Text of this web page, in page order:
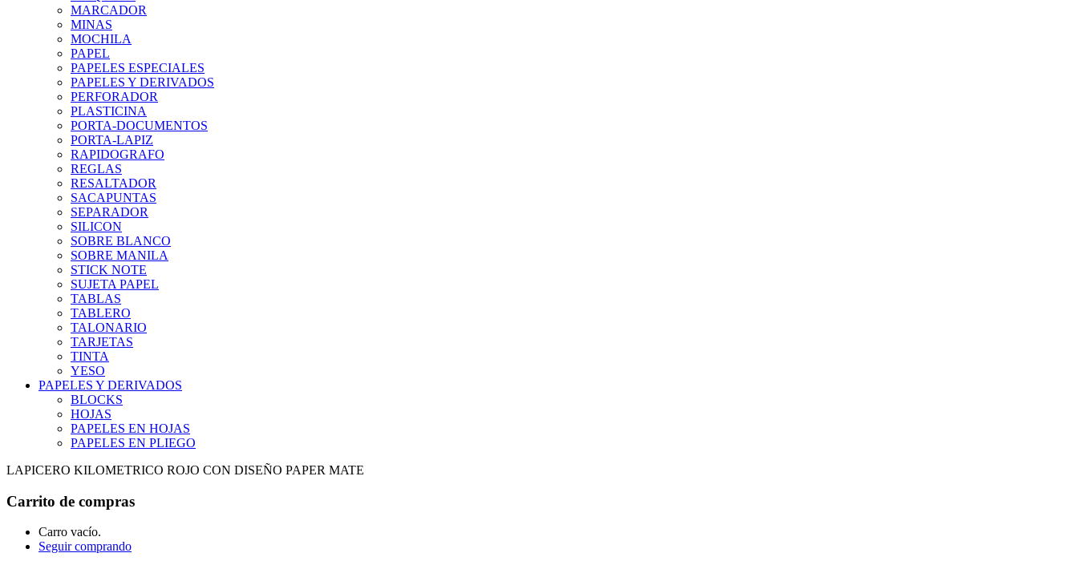
MARCADOR
MINAS
MOCHILA
PAPEL
PAPELES ESPECIALES
PAPELES Y DERIVADOS
PERFORADOR
PLASTICINA
PORTA-DOCUMENTOS
PORTA-LAPIZ
RAPIDOGRAFO
REGLAS
RESALTADOR
SACAPUNTAS
SEPARADOR
SILICON
SOBRE BLANCO
SOBRE MANILA
STICK NOTE
SUJETA PAPEL
TABLAS
TABLERO
TALONARIO
TARJETAS
TINTA
YESO
PAPELES Y DERIVADOS
BLOCKS
HOJAS
PAPELES EN HOJAS
PAPELES EN PLIEGO
LAPICERO KILOMETRICO ROJO CON DISEÑO PAPER MATE
Carrito de compras
Carro vacío.
Seguir comprando